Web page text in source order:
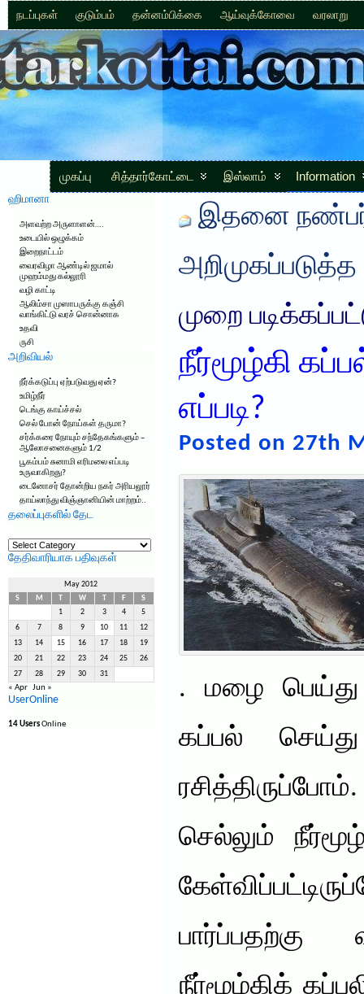
நடப்புகள் குடும்பம் தன்னம்பிக்கை ஆய்வுக்கோவை வரலாறு
முகப்பு சித்தார்கோட்டை இஸ்லாம் Information
ஹிமானா
அளவற்ற அருளாளன்….
உடையில் ஒழுக்கம்
இறைநாட்டம்
வைரவிழா ஆண்டில் ஜமால்
முஹம்மது கல்லூரி
வழி காட்டி
ஆலிம்சா முஸாபருக்கு கஞ்சி
வாங்கிட்டு வரச் சொன்னாக
உதவி
ருசி
அறிவியல்
நீர்க்கடுப்பு ஏற்படுவது ஏன்?
உமிழ்நீர்
டெங்கு காய்ச்சல்
செல் போன் நோய்கள் தருமா?
சர்க்கரை நோயும் சந்தேகங்களும் –
ஆலோசனைகளும் 1/2
பூகம்பம் சுனாமி எரிமலை எப்படி
உருவாகிறது?
டைனோசர் தோன்றிய நகர் அரியலூர்
தாய்லாந்து விஞ்ஞானியின் மாற்றம்..
தலைப்புகளில் தேட
தலைப்புகளில்
தேட
தேதிவாரியாக பதிவுகள்
May 2012
S
M W F
S
1
2 3 4 5
6 7 8 9 10 11 12
13 14 15 16 17 18 19
20 21 22 23 24 25 26
27 28 29 30 31
« Apr Jun »
UserOnline
14 UsersOnline
இதனை
அறிமுகப்படுத்த
முறை
நீர்மூழ்கி
எப்படி?
Posted on 27th
. மழை பெய்து
கப்பல்
செல்லும்
பார்ப்பதற்கு
நீர்மூழ்கிக்